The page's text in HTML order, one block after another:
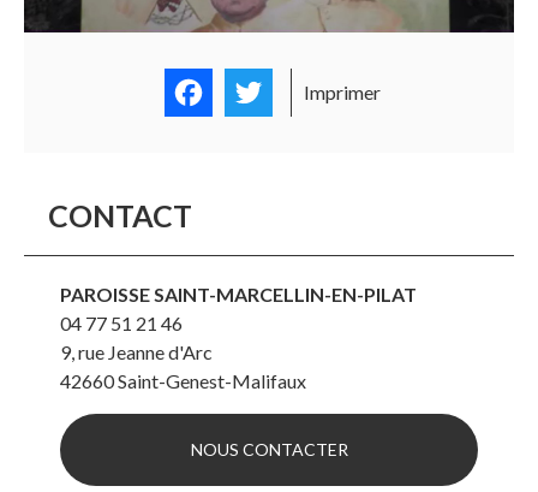
FacebookTwitter
Imprimer
CONTACT
PAROISSE SAINT-MARCELLIN-EN-PILAT
04 77 51 21 46
9, rue Jeanne d'Arc
42660Saint-Genest-Malifaux
NOUS CONTACTER